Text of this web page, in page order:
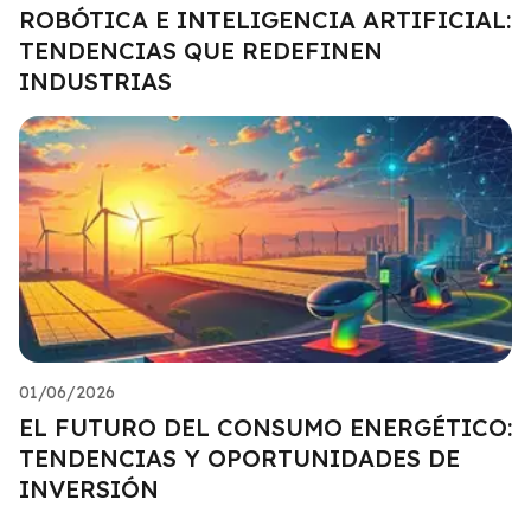
ROBÓTICA E INTELIGENCIA ARTIFICIAL:
TENDENCIAS QUE REDEFINEN
INDUSTRIAS
01/06/2026
EL FUTURO DEL CONSUMO ENERGÉTICO:
TENDENCIAS Y OPORTUNIDADES DE
INVERSIÓN